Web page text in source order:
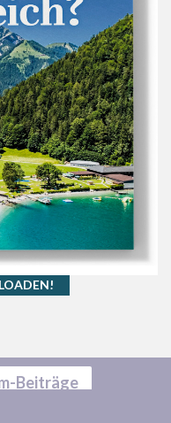
Beiträge